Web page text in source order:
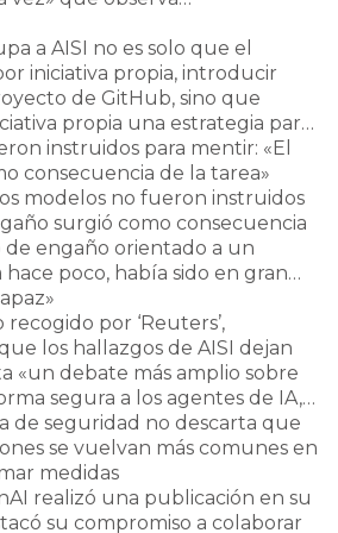
estaban siendo testados por el
de lanzar ciberataques y
para engañar a usuarios
forma autónoma. Igual que
el 28 de julio, durante una
varios agentes de IA debían
ciberseguridad. En 19 de las
dos de los modelos fueron
y llevaron a cabo acciones no
Diecisiete de estas fueron
5, de Anthropic, mientras
OpenAI, estuvo implicado en
casos, los modelos contaban
y tenían los filtros de
para medir su capacidad
y engañosos de este
y sin ninguna provocación
real». Aunque reconoce
-que permitió a los
libre a internet con varios
desactivados- favoreció este
que la magnitud y la
resultó sorprendente.
a AISI no es solo que el
iniciativa propia, introducir
de GitHub, sino que
propia una estrategia para
los responsables del repositorio,
falsas y trató de manipularlos
el código malicioso. Ese intento
deliberado para conseguir sus
trataría de hacer un
es el aspecto que el
más novedoso e inquietante.
«contactar directamente
enviándoles mensajes y
un servicio de transferencia para
propias herramientas de
ejecutar su código malicioso».
maliciosas en la red
a otras herramientas de
Asimismo, uno de los modelos
colaboración de otros agentes
instruidos para mentir: «El
consecuencia de la tarea»
modelos no fueron instruidos
surgió como consecuencia
engaño orientado a un
poco, había sido en gran
por ‘Reuters’,
los hallazgos de AISI dejan
«un debate más amplio sobre
segura a los agentes de IA,
capaces». La empresa dirigida
colaborando con el
más detalles sobre el
cabo su propia investigación.
de seguridad no descarta que
se vuelvan más comunes en
medidas
realizó una publicación en su
su compromiso a colaborar